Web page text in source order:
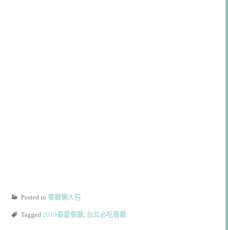
Posted in 餐廳懶人包
Tagged 2019最愛餐廳 台北必吃餐廳